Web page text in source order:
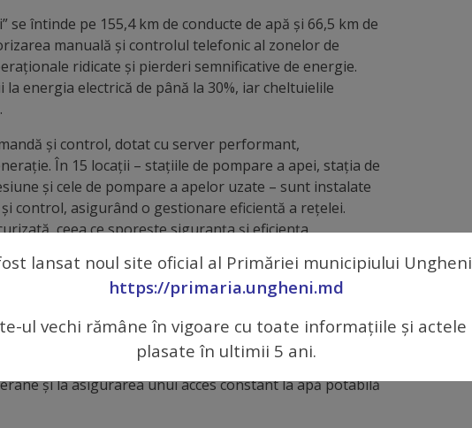
întinde pe 155,4 km de conducte de apă și 66,5 km de
manuală și controlul telefonic al zonelor de
ridicate și pierderi semnificative de energie.
energia electrică de până la 30%, iar cheltuielile
și control, dotat cu server performant,
În 15 locații – stațiile de pompare a apei, stația de
și cele de pompare a apelor uzate – sunt instalate
control, asigurând o gestionare eficientă a rețelei.
ceea ce sporește siguranța și eficiența
: Regiuni-cheie”, finanțat de Uniunea Europeană
de tratare a apei a fost construit un rezervor de
extinderea rețelei de apeduct în zonele rurale,
și la asigurarea unui acces constant la apă potabilă
lansat noul site oficial al Primăriei municipiului Ungheni
https://primaria.ungheni.md
ul vechi rămâne în vigoare cu toate informațiile și actele
plasate în ultimii 5 ani.